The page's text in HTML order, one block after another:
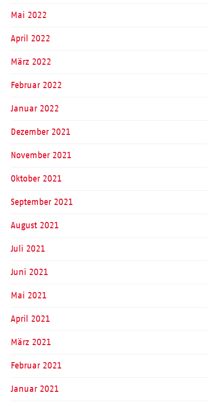
Mai 2022
April 2022
März 2022
Februar 2022
Januar 2022
Dezember 2021
November 2021
Oktober 2021
September 2021
August 2021
Juli 2021
Juni 2021
Mai 2021
April 2021
März 2021
Februar 2021
Januar 2021